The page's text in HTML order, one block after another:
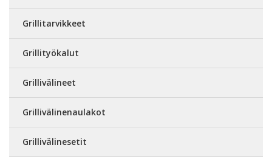
Grillitarvikkeet
Grillityökalut
Grillivälineet
Grillivälinenaulakot
Grillivälinesetit